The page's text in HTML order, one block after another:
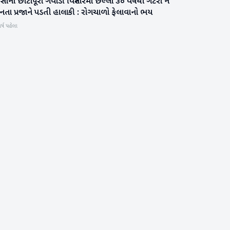
પ્રજાને પડતી હાલાકી : રોગચાળો ફેલાવાનો ભય
પહેલા